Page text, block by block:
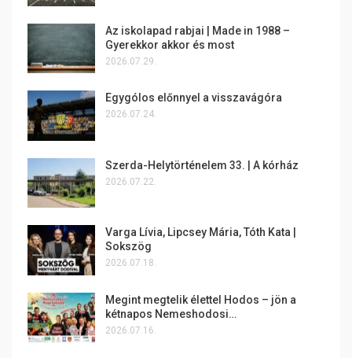
Az iskolapad rabjai | Made in 1988 –
Gyerekkor akkor és most
2026.07.29.
Egygólos előnnyel a visszavágóra
2026.07.24.
Szerda-Helytörténelem 33. | A kórház
2026.07.22.
Varga Lívia, Lipcsey Mária, Tóth Kata |
Sokszög
2026.07.18.
Megint megtelik élettel Hodos – jön a
kétnapos Nemeshodosi…
2026.07.16.